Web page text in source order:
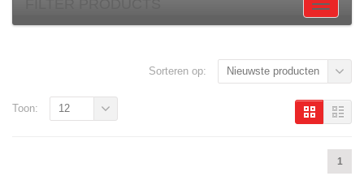
Sorteren op: Nieuwste producten
1
Toon: 12